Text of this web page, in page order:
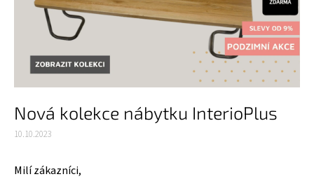
Nová kolekce nábytku InterioPlus
10.10.2023
Milí zákazníci,